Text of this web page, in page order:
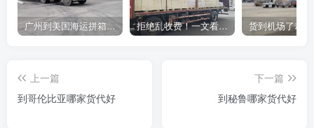
广州到美国海运拼箱多少钱？2024年最新运费构成+隐藏费用避坑指南 拒绝乱收费！一文看懂中国货代计费套路，教你避开所有隐形坑
上一篇
到哥伦比亚哪家货代好
下一篇
到秘鲁哪家货代好